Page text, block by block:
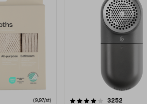
(9,97/st) 3252
4.5av 5 stjärnor